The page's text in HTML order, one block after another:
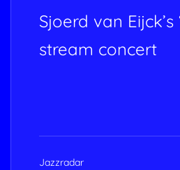
Sjoerd van Eijck’s
stream concert
Jazzradar